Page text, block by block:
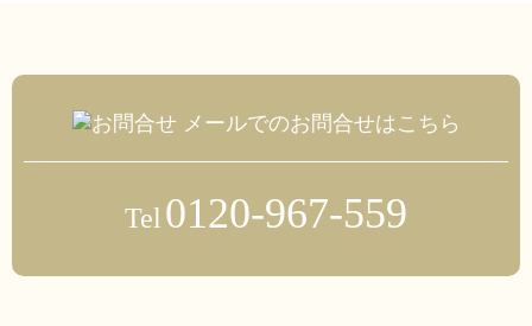
メールでのお問合せはこちら
Tel0120-967-559